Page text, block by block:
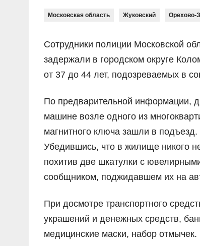
Московская область Жуковский Орехово-
Сотрудники полиции Московской
задержали в городском округе
от 37 до 44 лет, подозреваемых в
По предварительной информации,
машине возле одного из
магнитного ключа зашли в
Убедившись, что в жилище никого
похитив две шкатулки с
сообщником, поджидавшем их на
При досмотре транспортного
украшений и денежных средств,
медицинские маски, набор отмычек.